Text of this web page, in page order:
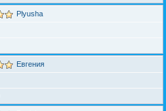
Plyusha
Евгения